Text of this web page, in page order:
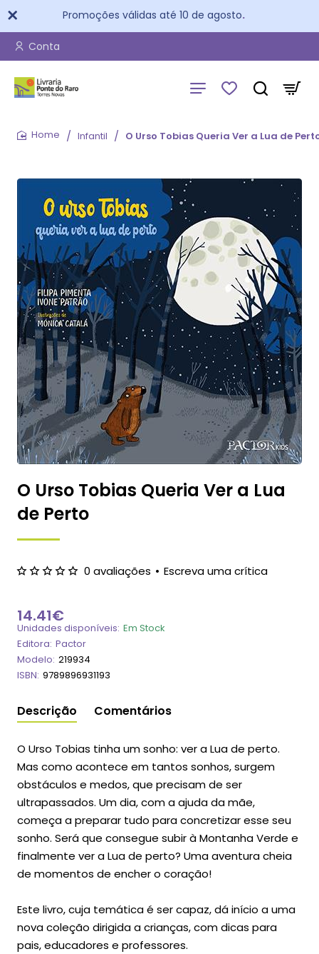
Promoções válidas até 10 de agosto.
Conta
Infantil O Urso Tobias Queria Ver a Lua de
O Urso Tobias Queria Ver a Lua
de Perto
0 avaliações • Escreva uma crítica
14.41€
Unidades disponíveis: Em Stock
Editora: Pactor
Modelo: 219934
ISBN: 9789896931193
Descrição Comentários
O Urso Tobias tinha um sonho: ver a Lua de perto.
Mas como acontece em tantos sonhos, surgem
obstáculos e medos, que precisam de ser
ultrapassados. Um dia, com a ajuda da mãe,
começa a preparar tudo para concretizar esse seu
sonho. Será que consegue subir à Montanha Verde e
finalmente ver a Lua de perto? Uma aventura cheia
de momentos de encher o coração!
Este livro, cuja temática é ser capaz, dá início a uma
nova coleção dirigida a crianças, com dicas para
pais, educadores e professores.